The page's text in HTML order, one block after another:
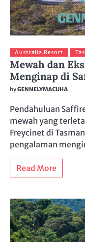
Australia Resort
Mewah dan
Menginap di
byGENNELYMACUHA
Pendahuluan
mewah yang
Freycinet di
pengalaman
Read More